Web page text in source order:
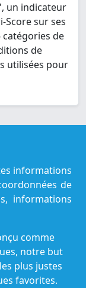
un indicateur
sur ses
de
de
utilisées pour
informations
de
informations
comme
notre but
plus justes
favorites.